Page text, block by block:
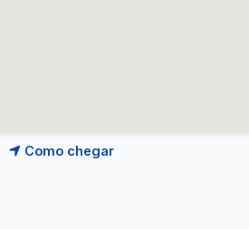
Como chegar